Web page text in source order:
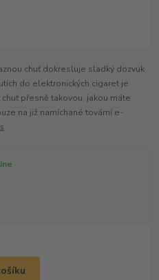
chuť dokresluje sladký dozvuk
do elektronických cigaret je
přesně takovou, jakou máte
na již namíchané tovární e-